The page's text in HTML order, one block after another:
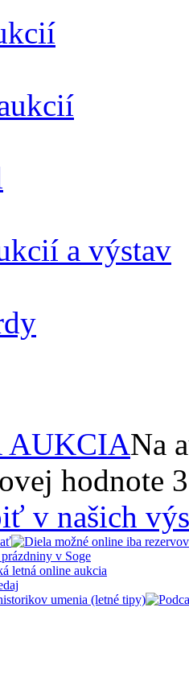
a výstav
AUKCIANa
hodnote
v našich
umenia (letné tipy)